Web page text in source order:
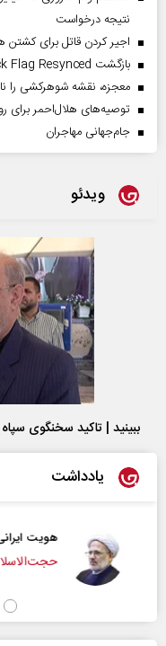
نتیجه درخواست
اجیر کردن قاتل برای
بازگشت Black Flag Resynced خبری جذاب برای دوستداران بازی
معجزه، نقشه شوهرکشی را
توصیه‌های هلال‌احمر برای
جام‌جهانی مهاجران
ویدئو
ببینید | تاکید سخنگوی
یادداشت
هویت ایرانی
حجت‌الاسلام